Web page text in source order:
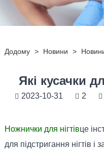
Додому > Новини >
Які кусачки
2023-10-31 2
Ножнички для нігтівце
для підстригання нігтів і